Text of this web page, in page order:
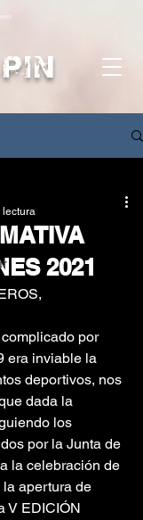
2021
lectura
por
era inviable la
deportivos, nos
dada la
los
por la Junta de
la celebración de
apertura de
V EDICIÓN